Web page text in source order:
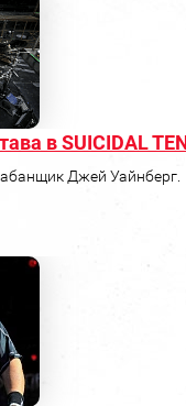
в SUICIDAL
Джей Уайнберг.